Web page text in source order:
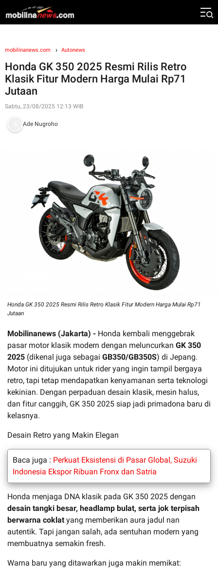
mobilinanews.com Autonews
Honda GK 350 2025 Resmi Rilis Retro
Klasik Fitur Modern Harga Mulai Rp71
Jutaan
Sabtu, 23/08/2025 12:13 WIB
Ade Nugroho
Honda GK 350 2025 Resmi Rilis Retro Klasik Fitur Modern Harga Mulai Rp71
Jutaan
Mobilinanews (Jakarta) - Honda kembali menggebrak
pasar motor klasik modern dengan meluncurkan GK 350
2025 (dikenal juga sebagai GB350/GB350S) di Jepang.
Motor ini ditujukan untuk rider yang ingin tampil bergaya
retro, tapi tetap mendapatkan kenyamanan serta teknologi
kekinian. Dengan perpaduan desain klasik, mesin halus,
dan fitur canggih, GK 350 2025 siap jadi primadona baru di
kelasnya.
Desain Retro yang Makin Elegan
Baca juga : Perkuat Eksistensi di Pasar Global, Suzuki
Indonesia Ekspor Ribuan Fronx dan Satria
Honda menjaga DNA klasik pada GK 350 2025 dengan
desain tangki besar, headlamp bulat, serta jok terpisah
berwarna coklat yang memberikan aura jadul nan
autentik. Tapi jangan salah, ada sentuhan modern yang
membuatnya semakin fresh.
Warna baru yang ditawarkan juga makin memikat: